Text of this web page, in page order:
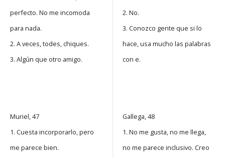
perfecto. No me incomoda
para nada.
2. A veces, todes, chiques.
3. Algún que otro amigo.
Muriel, 47
1. Cuesta incorporarlo, pero
me parece bien.
2. No.
3. Conozco gente que si lo
hace, usa mucho las palabras
con e.
Gallega, 48
1. No me gusta, no me llega,
no me parece inclusivo. Creo